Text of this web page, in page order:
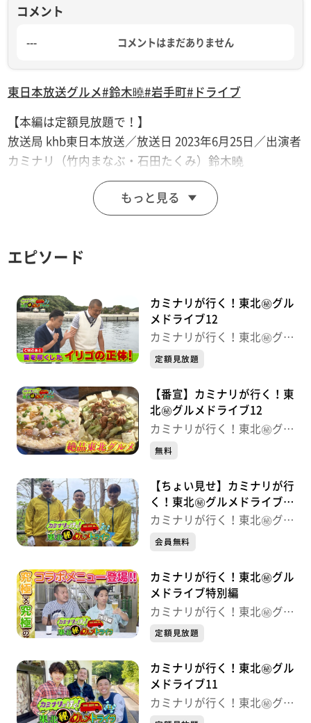
コメント
--- コメントはまだありません
東日本放送グルメ#鈴木曉#岩手町#ドライブ
【本編は定額見放題で！】
放送局 khb東日本放送／放送日 2023年6月25日／出演者
カミナリ（竹内まなぶ・石田たくみ）鈴木曉
お笑い芸人コンビ・カミナリが、絶品グルメを求めて宮
城を駆け巡る旅第11弾！
沼市から北上し、岩手県大船渡市・花巻市を巡って絶品
宮城・気仙沼市では、古来から伝わるメカジキの突きん
棒漁を体験。地元につたわるメカジキの郷土料理を堪能
します。
岩手・大船市では、震災や災害で甚大な被害を受けなが
旅。地元のスーパースター・佐々木朗希投手が高校時代
に通い詰めた町中華を堪能。
そして、岩手・花巻市では、名湯・花巻温泉の立地を生
かした名産のホロホロ鳥を使った料理を堪能します。
と、普段では見ることのできない体験がぎっしり詰まっ
たグルメ旅番組。
もっと見る
エピソード
カミナリが行く！東北㊙グル
メドライブ12
カミナリが行く！東北㊙グル
メドライブ
定額見放題
【番宣】カミナリが行く！東
北㊙グルメドライブ12
カミナリが行く！東北㊙グル
メドライブ
無料
【ちょい見せ】カミナリが行
く！東北㊙グルメドライブ
12
カミナリが行く！東北㊙グル
メドライブ
会員無料
カミナリが行く！東北㊙グル
メドライブ特別編
カミナリが行く！東北㊙グル
メドライブ
定額見放題
カミナリが行く！東北㊙グル
メドライブ11
カミナリが行く！東北㊙グル
メドライブ